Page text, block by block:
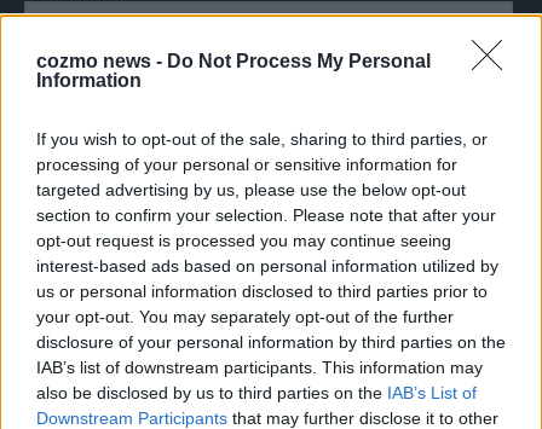
cozmo news - Do Not Process My Personal
Information
If you wish to opt-out of the sale, sharing to third parties, or
processing of your personal or sensitive information for
targeted advertising by us, please use the below opt-out
section to confirm your selection. Please note that after your
opt-out request is processed you may continue seeing
interest-based ads based on personal information utilized by
us or personal information disclosed to third parties prior to
your opt-out. You may separately opt-out of the further
disclosure of your personal information by third parties on the
IAB’s list of downstream participants. This information may
also be disclosed by us to third parties on the IAB’s List of
Downstream Participants that may further disclose it to other
Vor- und Nachname
E-Mail
AD